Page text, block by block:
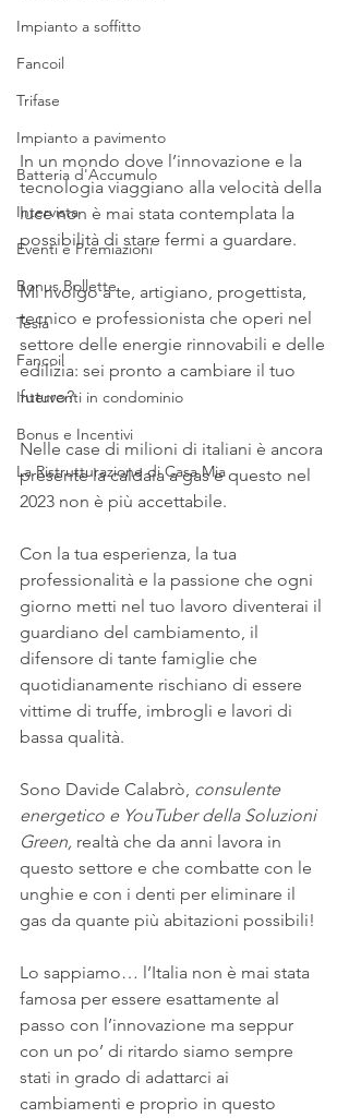
Impianto a soffitto
Fancoil
Trifase
Impianto a pavimento
Batteria d'Accumulo
Intervista
Eventi e Premiazioni
Bonus Bollette
Tesla
Fancoil
Interventi in condominio
Bonus e Incentivi
La Ristrutturazione di Casa Mia
In un mondo dove l’innovazione e la
tecnologia viaggiano alla velocità della
luce non è mai stata contemplata la
possibilità di stare fermi a guardare.
Mi rivolgo a te, artigiano, progettista,
tecnico e professionista che operi nel
settore delle energie rinnovabili e delle
edilizia: sei pronto a cambiare il tuo
futuro?
Nelle case di milioni di italiani è ancora
presente la caldaia a gas e questo nel
2023 non è più accettabile.
Con la tua esperienza, la tua
professionalità e la passione che ogni
giorno metti nel tuo lavoro diventerai il
guardiano del cambiamento, il
difensore di tante famiglie che
quotidianamente rischiano di essere
vittime di truffe, imbrogli e lavori di
bassa qualità.
Sono Davide Calabrò, consulente
energetico e YouTuber della Soluzioni
Green, realtà che da anni lavora in
questo settore e che combatte con le
unghie e con i denti per eliminare il
gas da quante più abitazioni possibili!
Lo sappiamo… l’Italia non è mai stata
famosa per essere esattamente al
passo con l’innovazione ma seppur
con un po’ di ritardo siamo sempre
stati in grado di adattarci ai
cambiamenti e proprio in questo